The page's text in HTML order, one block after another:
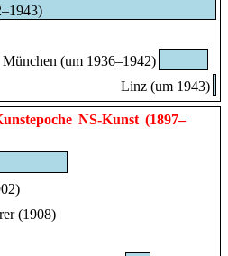
München (um 1936–1942)
Linz (um 1943)
NS-Kunst (1897–
(1908)